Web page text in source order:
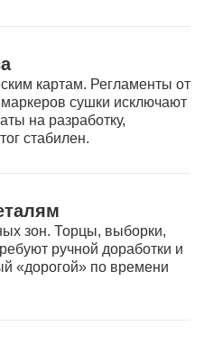
картам. Регламенты от
сушки исключают
на разработку,
стабилен.
зон. Торцы, выборки,
ручной доработки и
«дорогой» по времени